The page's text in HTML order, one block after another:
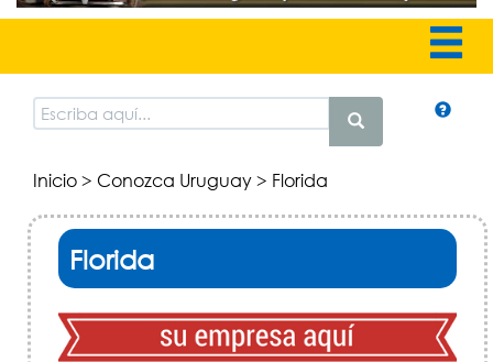
Inicio> Conozca Uruguay> Florida
Florida